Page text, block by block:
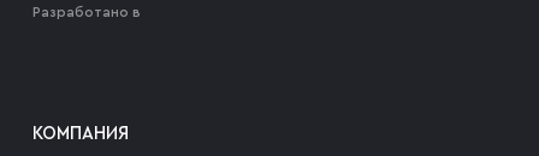
Разработано в
КОМПАНИЯ